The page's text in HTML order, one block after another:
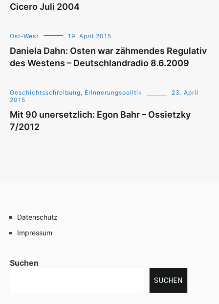
Cicero Juli 2004
Ost-West 19. April 2015
Daniela Dahn: Osten war zähmendes Regulativ
des Westens – Deutschlandradio 8.6.2009
Geschichtsschreibung, Erinnerungspolitik
23. April
2015
Mit 90 unersetzlich: Egon Bahr – Ossietzky
7/2012
Datenschutz
Impressum
Suchen
SUCHEN